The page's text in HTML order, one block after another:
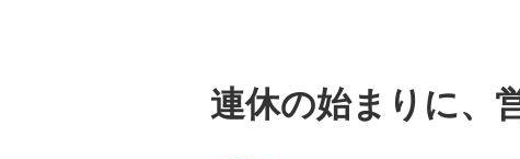
連休の始まりに、